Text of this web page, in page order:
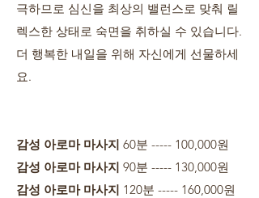
극하므로 심신을 최상의 밸런스로 맞춰 릴
렉스한 상태로 숙면을 취하실 수 있습니다.
더 행복한 내일을 위해 자신에게 선물하세
요.
감성 아로마 마사지 60분 ----- 100,000원
감성 아로마 마사지 90분 ----- 130,000원
감성 아로마 마사지 120분 ----- 160,000원